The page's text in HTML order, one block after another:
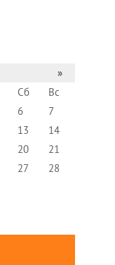
»
Сб
Вс
6
7
13
14
20
21
27
28